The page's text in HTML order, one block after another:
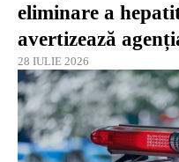
eliminare a
avertizează
28 IULIE 2026